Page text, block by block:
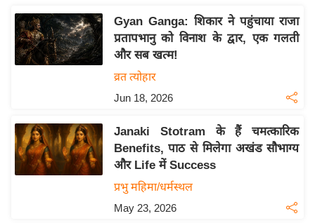
र्रा
ष्ट्री
य
स
उ
द्यो
Gyan Ganga: शिकार ने पहुंचाया राजा
प्रतापभानु को विनाश के द्वार, एक गलती
और सब खत्म!
व्रत त्योहार
Jun 18, 2026
Janaki Stotram के हैं चमत्कारिक
Benefits, पाठ से मिलेगा अखंड सौभाग्य
और Life में Success
प्रभु महिमा/धर्मस्थल
May 23, 2026